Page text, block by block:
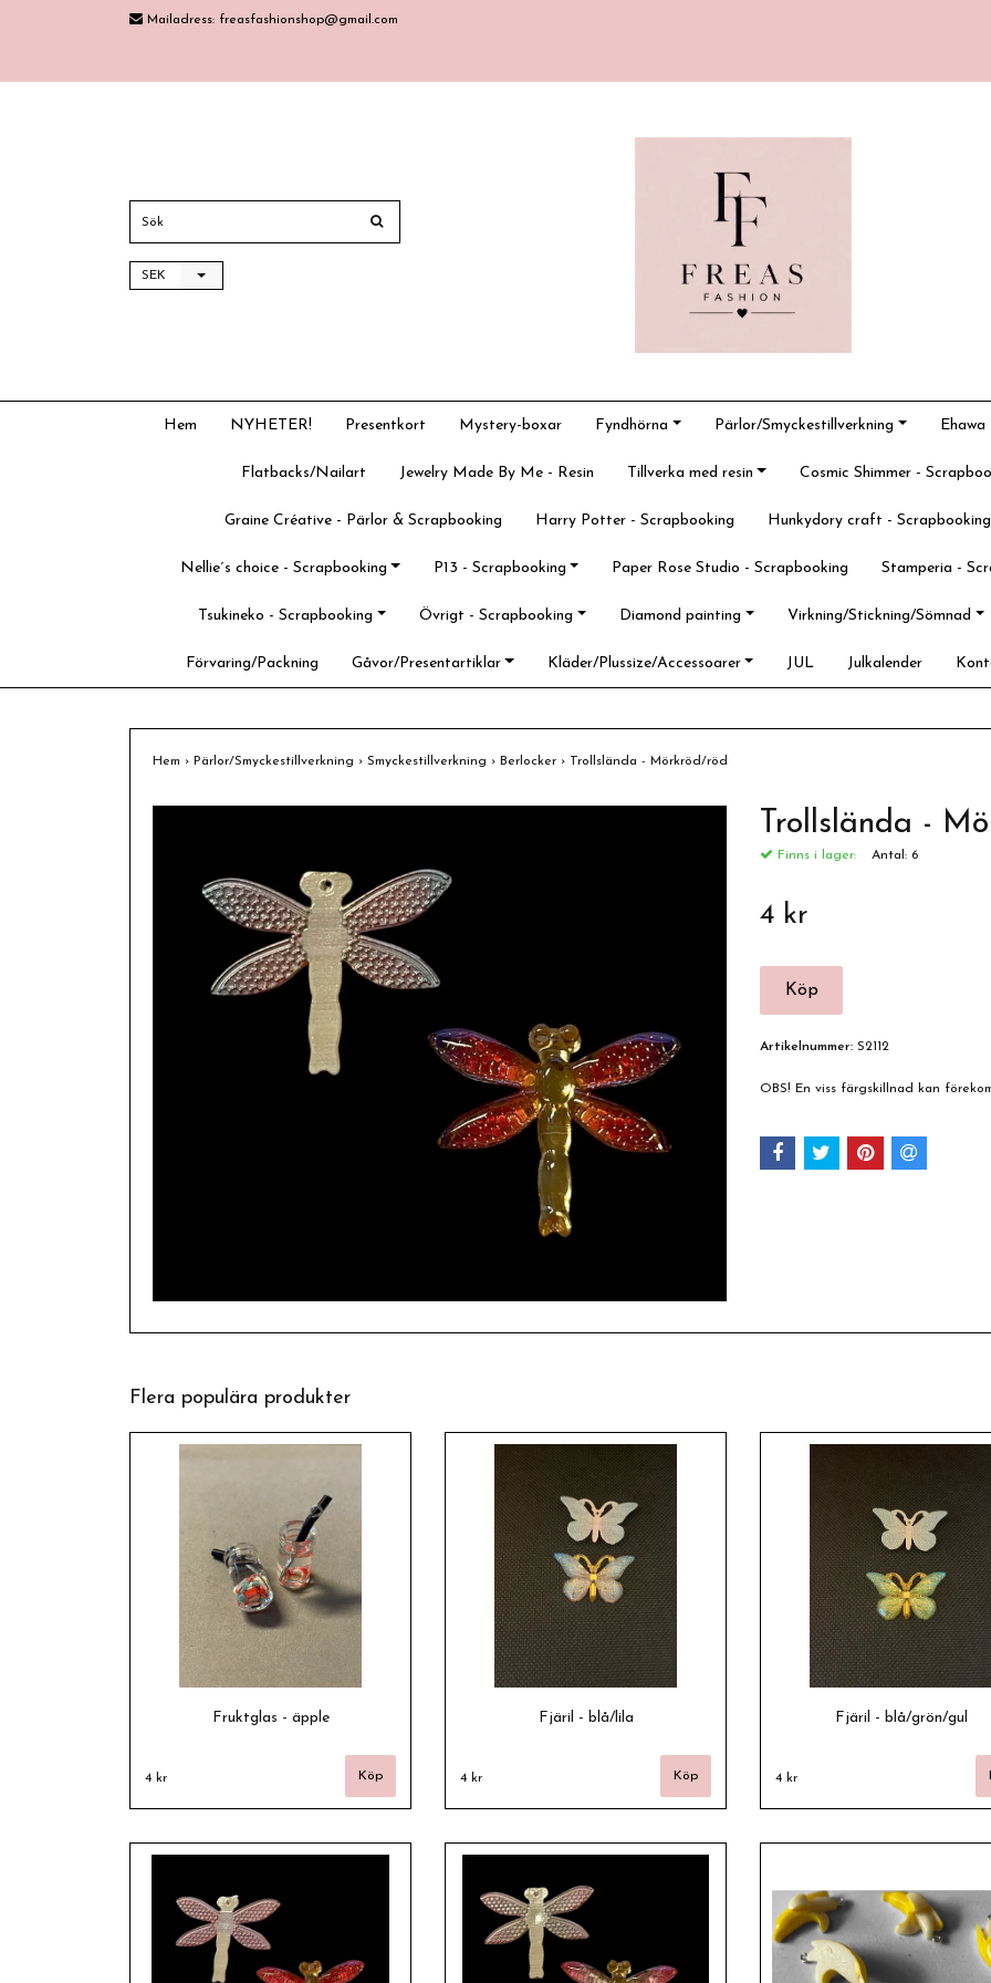
Mailadress: freasfashionshop@gmail.com
SEK
Hem NYHETER! Presentkort Mystery-boxar Fyndhörna Pärlor/Smyckestillverkning Ehawa
Flatbacks/Nailart Jewelry Made By Me - Resin Tillverka med resin Cosmic Shimmer -
Graine Créative - Pärlor & Scrapbooking Harry Potter - Scrapbooking Hunkydory craft - Scrapbooking
Nellie´s choice - Scrapbooking P13 - Scrapbooking Paper Rose Studio - Scrapbooking Stamperia -
Tsukineko - Scrapbooking Övrigt - Scrapbooking Diamond painting Virkning/Stickning/Sömnad
Förvaring/Packning Gåvor/Presentartiklar Kläder/Plussize/Accessoarer JUL Julkalender
Hem › Pärlor/Smyckestillverkning › Smyckestillverkning › Berlocker › Trollslända - Mörkröd/röd
Trollslända -
Finns i lager: Antal: 6
4 kr
Artikelnummer: S2112
OBS! En viss färgskillnad kan
Flera populära produkter
Fruktglas - äpple
4 kr
Fjäril - blå/lila
4 kr
Fjäril - blå/grön/gul
4 kr